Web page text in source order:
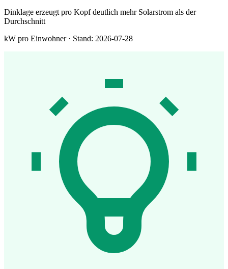
Dinklage erzeugt pro Kopf deutlich mehr Solarstrom als der
Durchschnitt
kW pro Einwohner · Stand: 2026-07-28